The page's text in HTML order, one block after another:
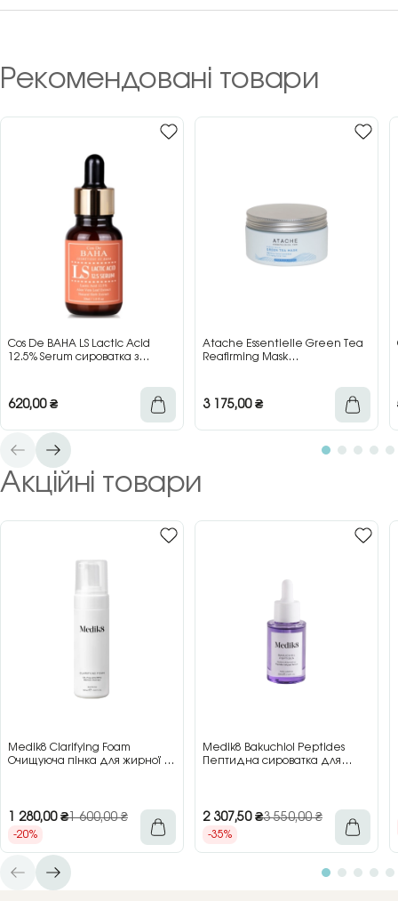
Рекомендовані товари
Cos De BAHA LS Lactic Acid
12.5% Serum сироватка з
620,00₴
Atache Essentielle Green Tea
Reafirming Mask
3 175,00₴
Акційні товари
Medik8 Clarifying Foam
Очищуюча пінка для жирної та
1 280,00₴1 600,00₴
-20%
Medik8 Bakuchiol Peptides
Пептидна сироватка для
2 307,50₴3 550,00₴
-35%